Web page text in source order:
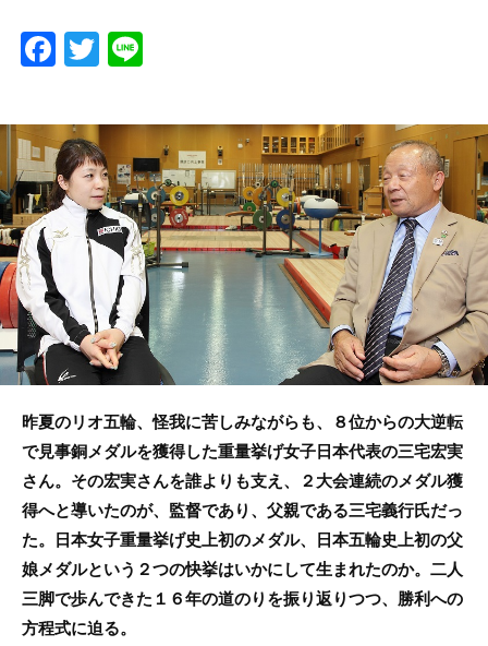
F
a
c
e
b
o
k
T
w
itt
er
e
昨夏のリオ五輪、怪我に苦しみながらも、８位からの大逆転
で見事銅メダルを獲得した重量挙げ女子日本代表の三宅宏実
さん。その宏実さんを誰よりも支え、２大会連続のメダル獲
得へと導いたのが、監督であり、父親である三宅義行氏だっ
た。日本女子重量挙げ史上初のメダル、日本五輪史上初の父
娘メダルという２つの快挙はいかにして生まれたのか。二人
三脚で歩んできた１６年の道のりを振り返りつつ、勝利への
方程式に迫る。